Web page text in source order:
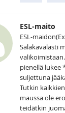
ESL-maito
ESL-
Salakavalasti
pienellä lukee
suljettuna
Tutkin
maussa ole
teidätkin